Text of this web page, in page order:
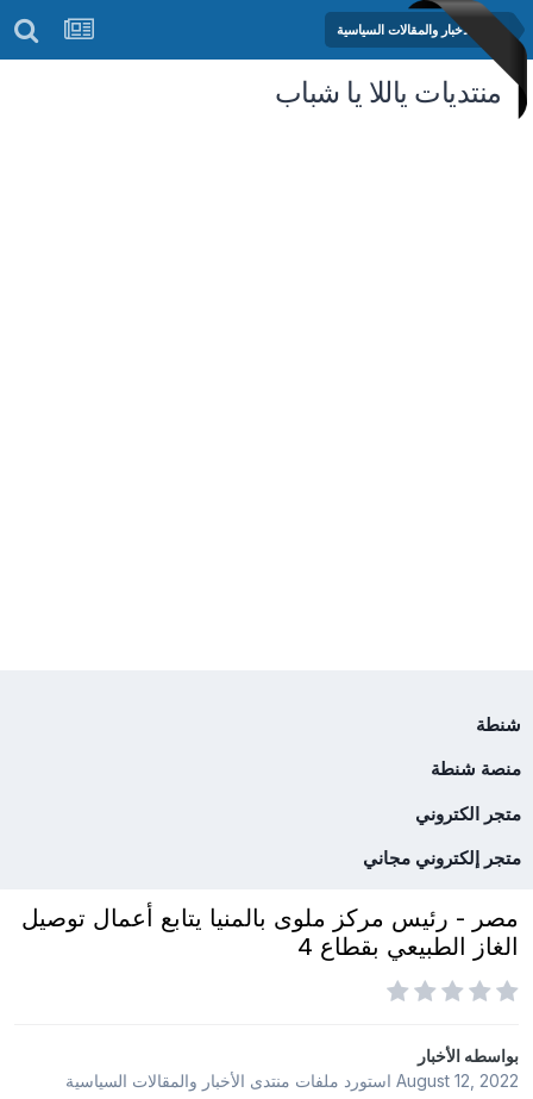
منتدى الأخبار والمقالات السياسية
منتديات ياللا يا شباب
شنطة
منصة شنطة
متجر الكتروني
متجر إلكتروني مجاني
مصر - رئيس مركز ملوى بالمنيا يتابع أعمال توصيل
الغاز الطبيعي بقطاع 4
بواسطهالأخبار
August 12, 2022استورد ملفات منتدى الأخبار والمقالات السياسية